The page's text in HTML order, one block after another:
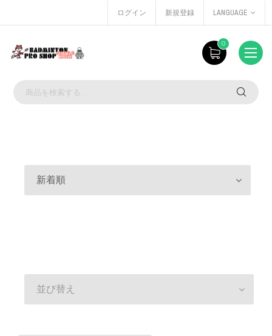
ログイン 新規登録 LANGUAGE
0
新着順
並び替え